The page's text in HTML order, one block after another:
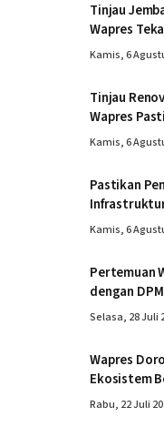
Tinjau
Wapres
Infrastruktur
Kamis, 6
Tinjau
Wapres
Kembali
Kamis, 6
Pastikan
Wapres
Kamis, 6
Pertemuan
dengan
Kemitraan
Selasa, 28 Juli
Wapres
Ekosistem
Unggul
Rabu, 22 Juli